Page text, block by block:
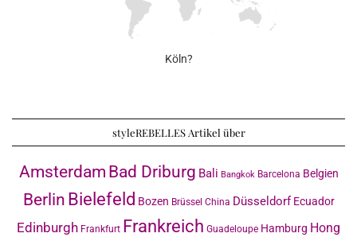
Köln?
styleREBELLES Artikel über
Amsterdam Bad Driburg Bali Bangkok Barcelona Belgien
Berlin Bielefeld Bozen Brüssel China Düsseldorf Ecuador
Edinburgh Frankfurt Frankreich Guadeloupe Hamburg Hong